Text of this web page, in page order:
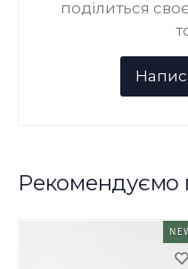
поділиться
Рекомендуємо